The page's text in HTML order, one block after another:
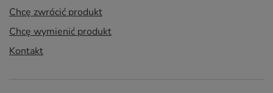
Chcę zwrócić produkt
Chcę wymienić produkt
Kontakt